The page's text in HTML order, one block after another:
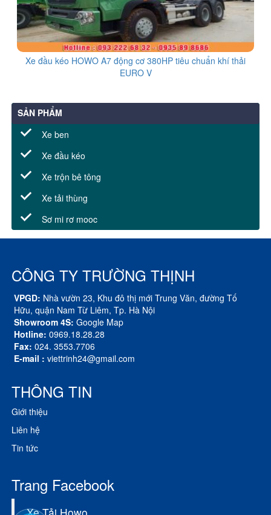
Xe đầu kéo HOWO A7 động cơ 380HP tiêu chuẩn khí thải
EURO V
SẢN PHẨM
Xe ben
Xe đầu kéo
Xe trộn bê tông
Xe tải thùng
Sơ mi rơ mooc
CÔNG TY TRƯỜNG THỊNH
VPGD: Nhà vườn 23, Khu đô thị mới Trung Văn, đường Tố
Hữu, quận Nam Từ Liêm, Tp. Hà Nội
Showroom 4S: Google Map
Hotline: 0969.18.28.28
Fax: 024. 3553.7706
E-mail : viettrinh24@gmail.com
THÔNG TIN
Giới thiệu
Liên hệ
Tin tức
Trang Facebook